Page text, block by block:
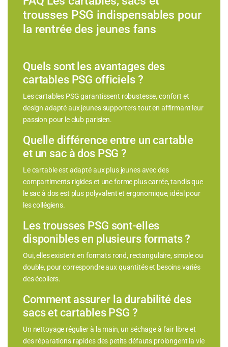
trousses PSG indispensables pour
la rentrée des jeunes fans
Quels sont les avantages des
cartables PSG officiels ?
Les cartables PSG garantissent robustesse, confort et
design adapté aux jeunes supporters tout en affirmant leur
passion pour le club parisien.
Quelle différence entre un cartable
et un sac à dos PSG ?
Le cartable est adapté aux plus jeunes avec des
compartiments rigides et une forme plus carrée, tandis que
le sac à dos est plus polyvalent et ergonomique, idéal pour
les collégiens.
Les trousses PSG sont-elles
disponibles en plusieurs formats ?
Oui, elles existent en formats rond, rectangulaire, simple ou
double, pour correspondre aux quantités et besoins variés
des écoliers.
Comment assurer la durabilité des
sacs et cartables PSG ?
Un nettoyage régulier à la main, un séchage à l’air libre et
des réparations rapides des petits défauts prolongent la vie